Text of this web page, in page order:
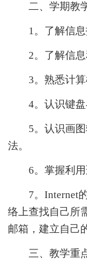
二、学期教
1。了解信
2。了解信
3。熟悉计算
4。认识键盘
5。认识画
法。
6。掌握利
7。Internet
络上查找自己所
邮箱，建立自己
三、教学重